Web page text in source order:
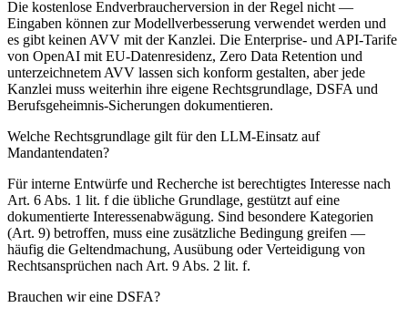
Die kostenlose Endverbraucherversion in der Regel nicht —
Eingaben können zur Modellverbesserung verwendet werden und
es gibt keinen AVV mit der Kanzlei. Die Enterprise- und API-Tarife
von OpenAI mit EU-Datenresidenz, Zero Data Retention und
unterzeichnetem AVV lassen sich konform gestalten, aber jede
Kanzlei muss weiterhin ihre eigene Rechtsgrundlage, DSFA und
Berufsgeheimnis-Sicherungen dokumentieren.
Welche Rechtsgrundlage gilt für den LLM-Einsatz auf
Mandantendaten?
Für interne Entwürfe und Recherche ist berechtigtes Interesse nach
Art. 6 Abs. 1 lit. f die übliche Grundlage, gestützt auf eine
dokumentierte Interessenabwägung. Sind besondere Kategorien
(Art. 9) betroffen, muss eine zusätzliche Bedingung greifen —
häufig die Geltendmachung, Ausübung oder Verteidigung von
Rechtsansprüchen nach Art. 9 Abs. 2 lit. f.
Brauchen wir eine DSFA?